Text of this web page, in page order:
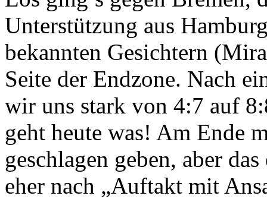
Unterstützung aus
bekannten Gesichtern
Seite der Endzone. Nach
wir uns stark von 4:7 auf
geht heute was! Am Ende
geschlagen geben, aber
eher nach „Auftakt mit